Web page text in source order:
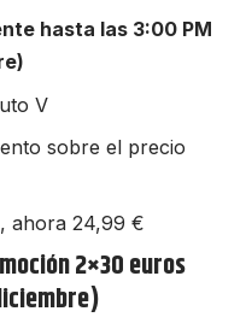
hasta las 3:00 PM
V
sobre el precio
ahora 24,99 €
2×30 euros